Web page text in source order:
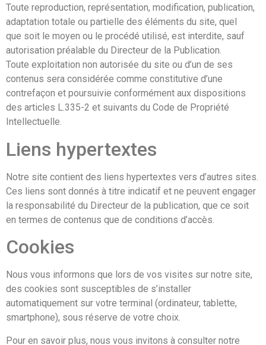
Toute reproduction, représentation, modification, publication,
adaptation totale ou partielle des éléments du site, quel
que soit le moyen ou le procédé utilisé, est interdite, sauf
autorisation préalable du Directeur de la Publication.
Toute exploitation non autorisée du site ou d’un de ses
contenus sera considérée comme constitutive d’une
contrefaçon et poursuivie conformément aux dispositions
des articles L.335-2 et suivants du Code de Propriété
Intellectuelle.
Liens hypertextes
Notre site contient des liens hypertextes vers d’autres sites.
Ces liens sont donnés à titre indicatif et ne peuvent engager
la responsabilité du Directeur de la publication, que ce soit
en termes de contenus que de conditions d’accès.
Cookies
Nous vous informons que lors de vos visites sur notre site,
des cookies sont susceptibles de s’installer
automatiquement sur votre terminal (ordinateur, tablette,
smartphone), sous réserve de votre choix.
Pour en savoir plus, nous vous invitons à consulter notre